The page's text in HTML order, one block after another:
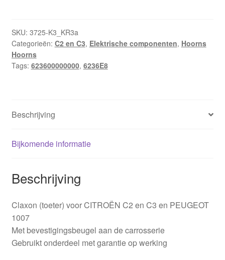
voor
Citroën
C2
en
SKU: 3725-K3_KR3a
Categorieën: C2 en C3, Elektrische componenten, Hoorns
Hoorns
Tags: 623600000000, 6236E8
Beschrijving
Bijkomende informatie
Beschrijving
Claxon (toeter) voor CITROËN C2 en C3 en PEUGEOT
1007
Met bevestigingsbeugel aan de carrosserie
Gebruikt onderdeel met garantie op werking